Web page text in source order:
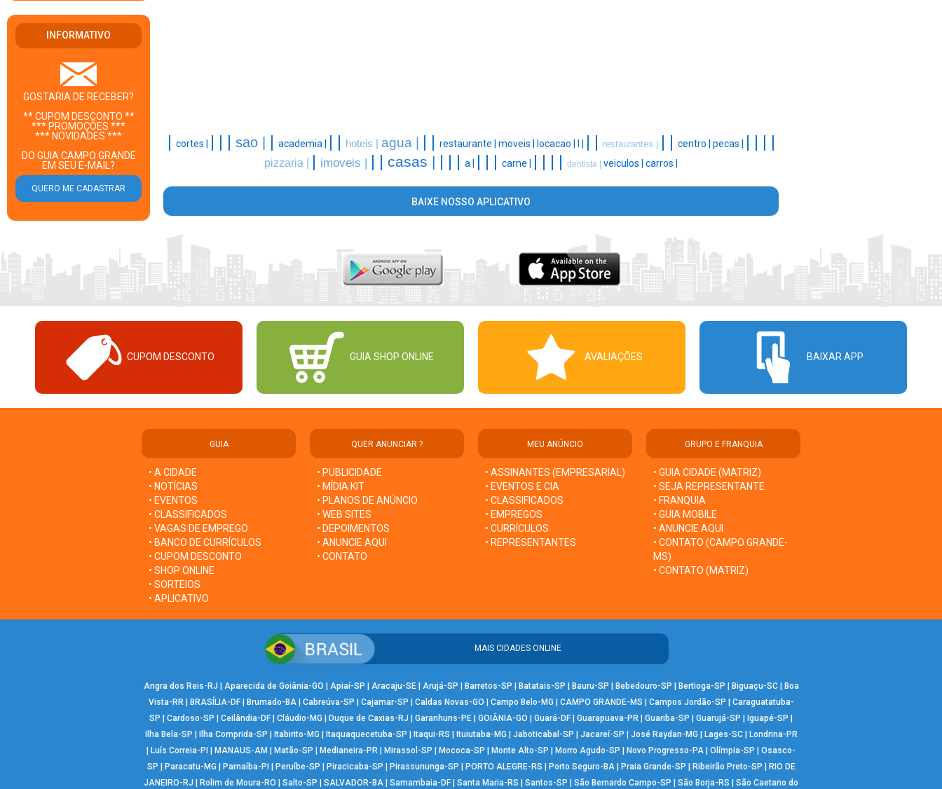
INFORMATIVO
GOSTARIA DE RECEBER?
** CUPOM DESCONTO **
*** PROMOÇÕES ***
*** NOVIDADES ***
DO GUIA CAMPO GRANDE
EM SEU E-MAIL?
cortes | sao | academia | hoteis | agua | restaurante | moveis | locacao | restaurantes | centro | pecas |
pizzaria | imoveis | casas | a | carne | dentista | veiculos | carros |
BAIXE NOSSO APLICATIVO
CUPOM DESCONTO GUIA SHOP ONLINE AVALIAÇÕES BAIXAR APP
GUIA
• A CIDADE
• NOTÍCIAS
• EVENTOS
• CLASSIFICADOS
• VAGAS DE EMPREGO
• BANCO DE CURRÍCULOS
• CUPOM DESCONTO
• SHOP ONLINE
• SORTEIOS
• APLICATIVO
QUER ANUNCIAR ?
• PUBLICIDADE
• MÍDIA KIT
• PLANOS DE ANÚNCIO
• WEB SITES
• DEPOIMENTOS
• ANUNCIE AQUI
• CONTATO
MEU ANÚNCIO
• ASSINANTES (EMPRESARIAL)
• EVENTOS E CIA
• CLASSIFICADOS
• EMPREGOS
• CURRÍCULOS
• REPRESENTANTES
GRUPO E FRANQUIA
• GUIA CIDADE (MATRIZ)
• SEJA REPRESENTANTE
• FRANQUIA
• GUIA MOBILE
• ANUNCIE AQUI
• CONTATO (CAMPO GRANDE-
MS)
• CONTATO (MATRIZ)
MAIS CIDADES ONLINE
Angra dos Reis-RJ | Aparecida de Goiânia-GO | Apiaí-SP | Aracaju-SE| Arujá-SP | Barretos-SP | Batatais-SP | Bauru-SP | Bebedouro-SP | Bertioga-SP | Biguaçu-SC| Boa
Vista-RR | BRASÍLIA-DF| Brumado-BA| Cabreúva-SP | Cajamar-SP | Caldas Novas-GO | Campo Belo-MG | CAMPO GRANDE-MS | Campos Jordão-SP | Caraguatatuba-
SP | Cardoso-SP | Ceilândia-DF | Cláudio-MG | Duque de Caxias-RJ | Garanhuns-PE | GOIÂNIA-GO | Guará-DF | Guarapuava-PR | Guariba-SP | Guarujá-SP | Iguapé-SP |
Ilha Bela-SP | Ilha Comprida-SP | Itabirito-MG | Itaquaquecetuba-SP | Itaqui-RS | Ituiutaba-MG | Jaboticabal-SP | Jacareí-SP | José Raydan-MG | Lages-SC| Londrina-PR
| Luís Correia-PI | MANAUS-AM | Matão-SP | Medianeira-PR | Mirassol-SP | Mococa-SP | Monte Alto-SP | Morro Agudo-SP | Novo Progresso-PA | Olímpia-SP | Osasco-
SP | Paracatu-MG | Parnaíba-PI | Peruíbe-SP | Piracicaba-SP | Pirassununga-SP | PORTO ALEGRE-RS | Porto Seguro-BA| Praia Grande-SP | Ribeirão Preto-SP | RIO DE
JANEIRO-RJ | Rolim de Moura-RO | Salto-SP | SALVADOR-BA | Samambaia-DF | Santa Maria-RS | Santos-SP | São Bernardo Campo-SP | São Borja-RS | São Caetano do